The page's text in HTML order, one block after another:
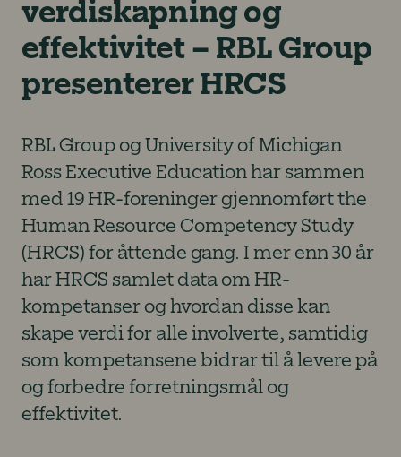
verdiskapning og
effektivitet – RBL Group
presenterer HRCS
RBL Group og University of Michigan
Ross Executive Education har sammen
med 19 HR-foreninger gjennomført the
Human Resource Competency Study
(HRCS) for åttende gang. I mer enn 30 år
har HRCS samlet data om HR-
kompetanser og hvordan disse kan
skape verdi for alle involverte, samtidig
som kompetansene bidrar til å levere på
og forbedre forretningsmål og
effektivitet.